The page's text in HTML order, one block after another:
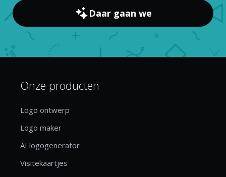
Daar gaan we
Onze producten
Logo ontwerp
Logo maker
AI logogenerator
Visitekaartjes